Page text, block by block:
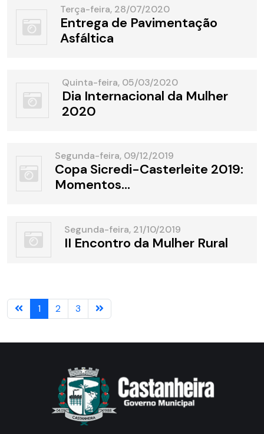
Terça-feira, 28/07/2020
Entrega de Pavimentação
Asfáltica
Quinta-feira, 05/03/2020
Dia Internacional da Mulher
2020
Segunda-feira, 09/12/2019
Copa Sicredi-Casterleite 2019:
Momentos...
Segunda-feira, 21/10/2019
II Encontro da Mulher Rural
1 2 3